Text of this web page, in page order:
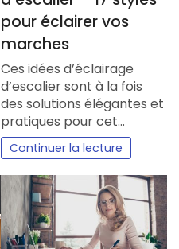
pour éclairer vos
marches
Ces idées d’éclairage
d’escalier sont à la fois
des solutions élégantes et
pratiques pour cet…
Continuer la lecture